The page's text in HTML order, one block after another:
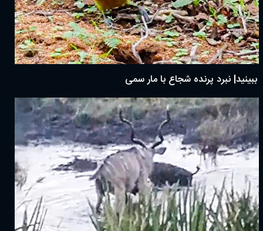
ببینید| نبرد پرنده شجاع با مار سمی